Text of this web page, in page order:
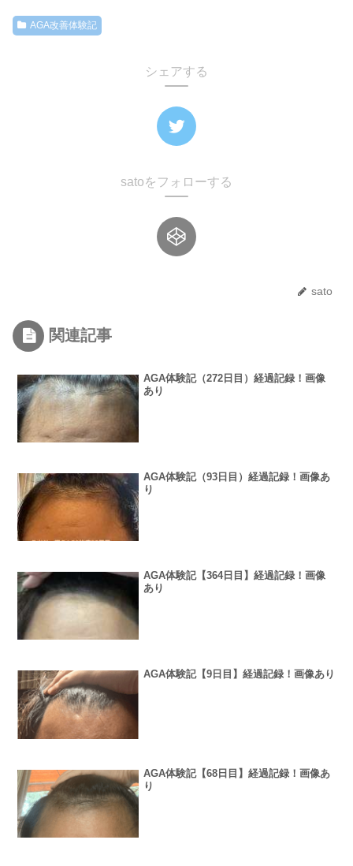
AGA改善体験記
シェアする
satoをフォローする
sato
関連記事
AGA体験記（272日目）経過記録！画像
あり
AGA体験記（93日目）経過記録！画像あ
り
AGA体験記【364日目】経過記録！画像
あり
AGA体験記【9日目】経過記録！画像あり
AGA体験記【68日目】経過記録！画像あ
り